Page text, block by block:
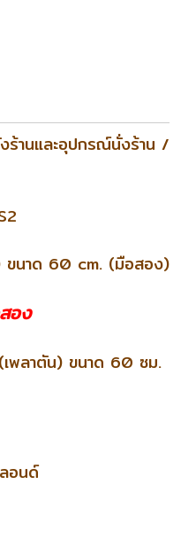
ร้านและอุปกรณ์นั่งร้าน /
ขนาด 60 cm. (มือสอง)
อง
เพลาตัน) ขนาด 60 ซม.
อนด์